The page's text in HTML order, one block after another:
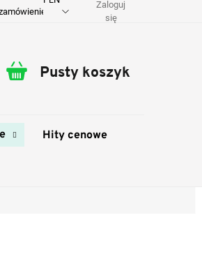
Dostawa i płatność
Zaloguj
się
Koszyk
Pusty koszyk
Hity cenowe